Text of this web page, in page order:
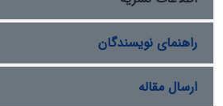
قطعیت متعلق به کاربری کشاورزی
می‌تواند در انتخاب مناسب‌ترین
منطقه مطالعاتی و تعمیم به مناطق
گیرد.
راهنمای نویسندگان
ارسال مقاله